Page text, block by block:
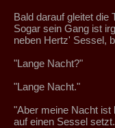
Bald darauf gleitet die
Sogar sein Gang ist
neben Hertz' Sessel,
"Lange Nacht?"
"Lange Nacht."
"Aber meine Nacht ist
auf einen Sessel setzt.